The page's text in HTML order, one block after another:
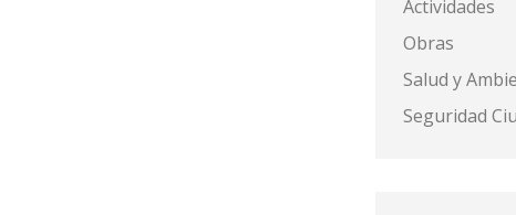
Actividades
Obras
Salud y
Seguridad